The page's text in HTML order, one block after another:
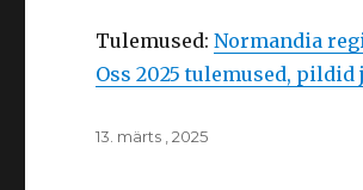
Tulemused:Normandia
Oss 2025 tulemused, pildid
Posted
13. märts , 2025